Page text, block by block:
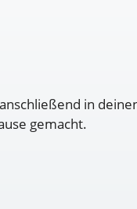
in
gemacht.